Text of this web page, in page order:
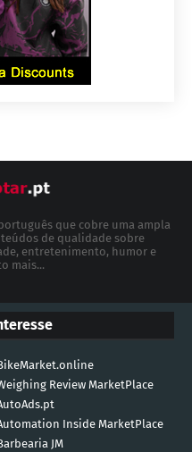
que cobre uma ampla
de qualidade sobre
entretenimento, humor e
mais...
Review MarketPlace
Inside MarketPlace
JM